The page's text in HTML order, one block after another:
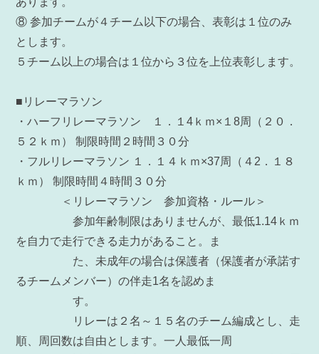
⑧ 参加チームが４チーム以下の場合、表彰は１位のみ
とします。
５チーム以上の場合は１位から３位を上位表彰します。
■リレーマラソン
・ハーフリレーマラソン １．１4ｋｍ×１8周（２０．
５２ｋｍ） 制限時間２時間３０分
・フルリレーマラソン １．１４ｋｍ×37周（４2．１８
ｋｍ） 制限時間４時間３０分
＜リレーマラソン 参加資格・ルール＞
参加年齢制限はありませんが、最低1.14ｋｍ
を自力で走行できる走力があること。ま
た、未成年の場合は保護者（保護者が承諾す
るチームメンバー）の伴走1名を認めま
す。
リレーは２名～１５名のチーム編成とし、走
順、周回数は自由とします。一人最低一周